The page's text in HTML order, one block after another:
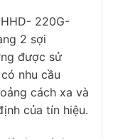
220G-
2 sợi
được sử
nhu cầu
cách xa và
của tín hiệu.